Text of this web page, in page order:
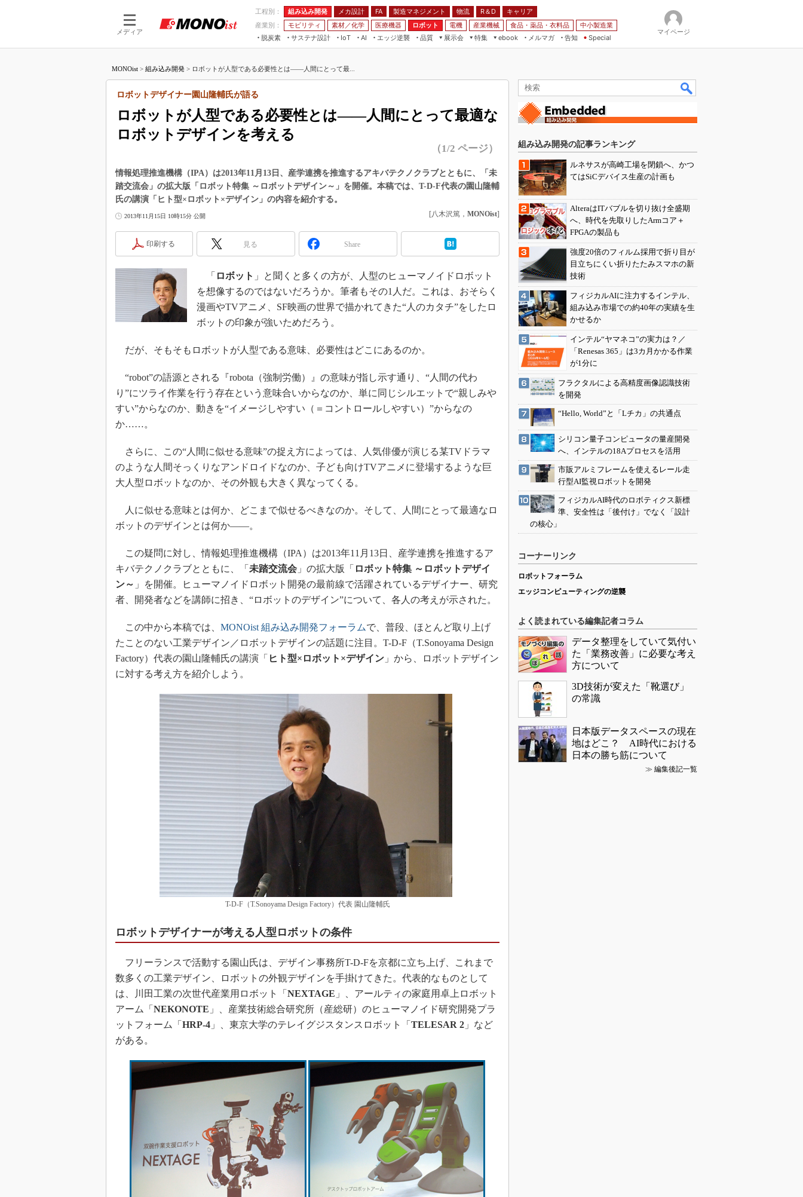
メディア
工程別： 組み込み開発 メカ設計 FA 製造マネジメント 物流 R＆D
キャリア
産業別：
モビリティ 素材／化学 医療機器 ロボット 電機 産業機械 食品・薬品・衣料品
中小製造業
脱炭素
サステナ設計
IoT
つながる工場
つながるサービス
AI
AI×設備保全
Physical AI
エッジ逆襲 品質
展示会
JIMTOF
IIFES
TECHNO-FRONTIER
人テク展
日本ものづくりワールド
産業オープンネット展
特集
つながるクルマ
VR／AR
フィールドサービス
組み込みモデリング
無償設計ツール
3Dプリンタ
デジタルツインとCAE
S＆OP
イノベーション
メイドインジャパン
グローバル設計・開発
ebook
FA
モビリティ
メルマガ
告知 Special
マイページ
MONOist > 組み込み開発 > ロボットが人型である必要性とは――人間にとって最...
ロボットが人型である必要性とは――人間にとって最適な
ロボットデザインを考える
ロボットデザイナー園山隆輔氏が語る
（1/2 ページ）
情報処理推進機構（IPA）は2013年11月13日、産学連携を推進するアキバテクノクラブとともに、「未
踏交流会」の拡大版「ロボット特集 ～ロボットデザイン～」を開催。本稿では、T-D-F代表の園山隆輔
氏の講演「ヒト型×ロボット×デザイン」の内容を紹介する。
2013年11月15日 10時15分 公開 [八木沢篤， MONOist]
印刷する 見る Share
「 ロボット 」と聞くと多くの方が、人型のヒューマノイドロボット
を想像するのではないだろうか。筆者もその1人だ。これは、おそらく
漫画やTVアニメ、SF映画の世界で描かれてきた“人のカタチ”をしたロ
ボットの印象が強いためだろう。
だが、そもそもロボットが人型である意味、必要性はどこにあるのか。
“robot”の語源とされる『robota（強制労働）』の意味が指し示す通り、“人間の代わ
り”にツライ作業を行う存在という意味合いからなのか、単に同じシルエットで“親しみや
すい”からなのか、動きを“イメージしやすい（＝コントロールしやすい）”からなの
か……。
さらに、この“人間に似せる意味”の捉え方によっては、人気俳優が演じる某TVドラマ
のような人間そっくりなアンドロイドなのか、子ども向けTVアニメに登場するような巨
大人型ロボットなのか、その外観も大きく異なってくる。
人に似せる意味とは何か、どこまで似せるべきなのか。そして、人間にとって最適なロ
ボットのデザインとは何か――。
この疑問に対し、情報処理推進機構（IPA）は2013年11月13日、産学連携を推進するア
キバテクノクラブとともに、「 未踏交流会 」の拡大版「 ロボット特集 ～ロボットデザイ
ン～ 」を開催。ヒューマノイドロボット開発の最前線で活躍されているデザイナー、研究
者、開発者などを講師に招き、“ロボットのデザイン”について、各人の考えが示された。
この中から本稿では、 MONOist 組み込み開発フォーラムで、普段、ほとんど取り上げ
たことのない工業デザイン／ロボットデザインの話題に注目。T-D-F（T.Sonoyama Design
Factory）代表の園山隆輔氏の講演「 ヒト型×ロボット×デザイン 」から、ロボットデザイン
に対する考え方を紹介しよう。
T-D-F（T.Sonoyama Design Factory）代表 園山隆輔氏
ロボットデザイナーが考える人型ロボットの条件
フリーランスで活動する園山氏は、デザイン事務所T-D-Fを京都に立ち上げ、これまで
数多くの工業デザイン、ロボットの外観デザインを手掛けてきた。代表的なものとして
は、川田工業の次世代産業用ロボット「 NEXTAGE 」、アールティの家庭用卓上ロボット
アーム「 NEKONOTE 」、産業技術総合研究所（産総研）のヒューマノイド研究開発プラ
ットフォーム「 HRP-4 」、東京大学のテレイグジスタンスロボット「 TELESAR 2 」など
がある。
組み込み開発の記事ランキング
ルネサスが高崎工場を閉鎖へ、かつ
てはSiCデバイス生産の計画も
AlteraはITバブルを切り抜け全盛期
へ、時代を先取りしたArmコア＋
FPGAの製品も
強度20倍のフィルム採用で折り目が
目立ちにくい折りたたみスマホの新
技術
フィジカルAIに注力するインテル、
組み込み市場での約40年の実績を生
かせるか
インテル“ヤマネコ”の実力は？／
「Renesas 365」は3カ月かかる作業
が1分に
フラクタルによる高精度画像認識技術
を開発
“Hello, World”と「Lチカ」の共通点
シリコン量子コンピュータの量産開発
へ、インテルの18Aプロセスを活用
市販アルミフレームを使えるレール走
行型AI監視ロボットを開発
フィジカルAI時代のロボティクス新標
準、安全性は「後付け」でなく「設計
の核心」
コーナーリンク
ロボットフォーラム
エッジコンピューティングの逆襲
よく読まれている編集記者コラム
データ整理をしていて気付い
た「業務改善」に必要な考え
方について
3D技術が変えた「靴選び」
の常識
日本版データスペースの現在
地はどこ？ AI時代における
日本の勝ち筋について
≫ 編集後記一覧